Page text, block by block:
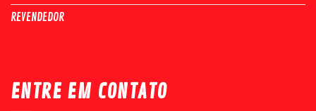
REVENDEDOR
ENTRE EM CONTATO